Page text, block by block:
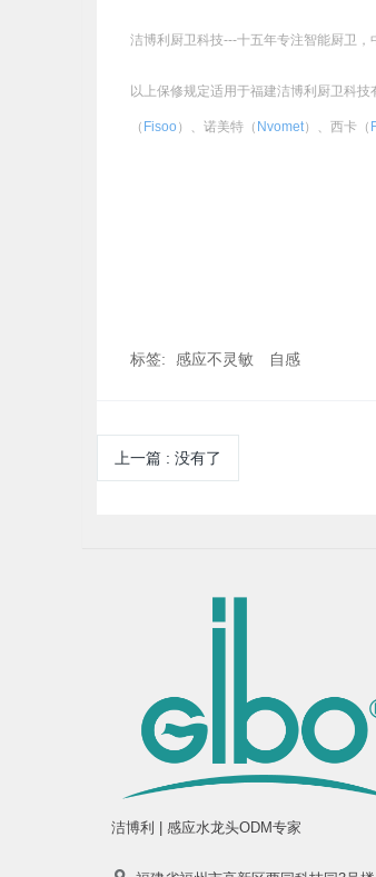
洁博利厨卫科技---十五年专注智能厨卫，
以上保修规定适用于福建洁博利厨卫科
（ Fisoo ）、诺美特（ Nvomet）、西卡（
标签: 感应不灵敏 自感
上一篇 : 没有了
洁博利 | 感应水龙头ODM专家